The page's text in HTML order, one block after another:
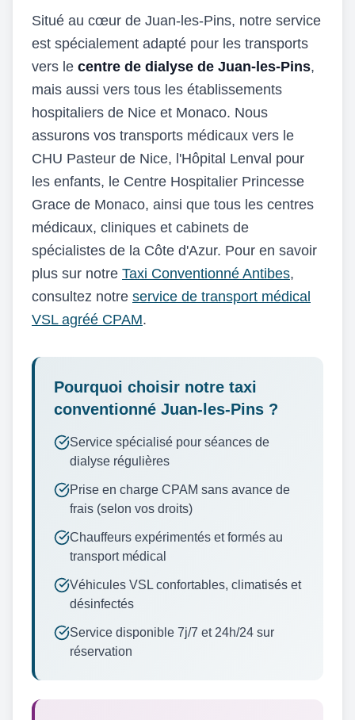
Situé au cœur de Juan-les-Pins, notre service
est spécialement adapté pour les transports
vers le centre de dialyse de Juan-les-Pins,
mais aussi vers tous les établissements
hospitaliers de Nice et Monaco. Nous
assurons vos transports médicaux vers le
CHU Pasteur de Nice, l'Hôpital Lenval pour
les enfants, le Centre Hospitalier Princesse
Grace de Monaco, ainsi que tous les centres
médicaux, cliniques et cabinets de
spécialistes de la Côte d'Azur. Pour en savoir
plus sur notre Taxi Conventionné Antibes,
consultez notre service de transport médical
VSL agréé CPAM.
Pourquoi choisir notre taxi
conventionné Juan-les-Pins ?
Service spécialisé pour séances de
dialyse régulières
Prise en charge CPAM sans avance de
frais (selon vos droits)
Chauffeurs expérimentés et formés au
transport médical
Véhicules VSL confortables, climatisés et
désinfectés
Service disponible 7j/7 et 24h/24 sur
réservation